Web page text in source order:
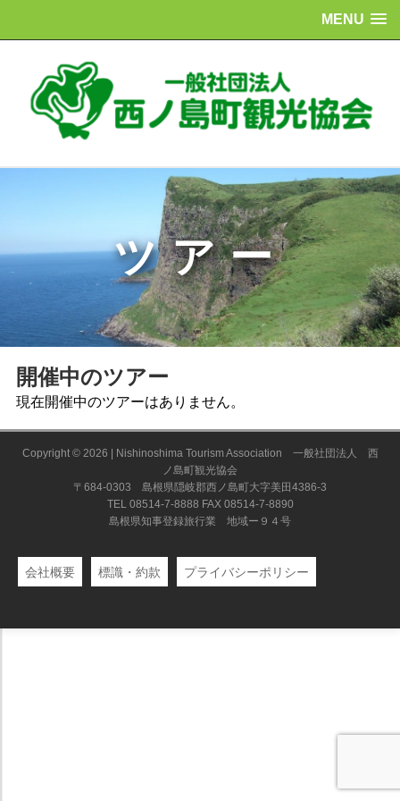
MENU
ツアー
開催中のツアー
現在開催中のツアーはありません。
Copyright © 2026 | Nishinoshima Tourism Association 一般社団法人 西
ノ島町観光協会
〒684-0303 島根県隠岐郡西ノ島町大字美田4386-3
TEL 08514-7-8888 FAX 08514-7-8890
島根県知事登録旅行業 地域ー９４号
会社概要 標識・約款 プライバシーポリシー